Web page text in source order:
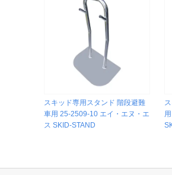
スキッド専用スタンド 階段避難
車用 25-2509-10 エイ・エヌ・エ
ス SKID-STAND